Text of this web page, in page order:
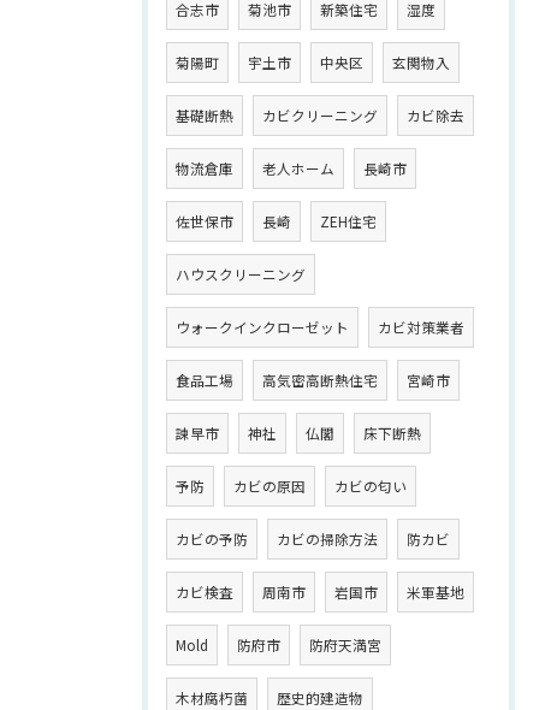
合志市 菊池市 新築住宅 湿度
菊陽町 宇土市 中央区 玄関物入
基礎断熱 カビクリーニング カビ除去
物流倉庫 老人ホーム 長崎市
佐世保市 長崎 ZEH住宅
ハウスクリーニング
ウォークインクローゼット カビ対策業者
食品工場 高気密高断熱住宅 宮崎市
諫早市 神社 仏閣 床下断熱
予防 カビの原因 カビの匂い
カビの予防 カビの掃除方法 防カビ
カビ検査 周南市 岩国市 米軍基地
Mold 防府市 防府天満宮
木材腐朽菌 歴史的建造物